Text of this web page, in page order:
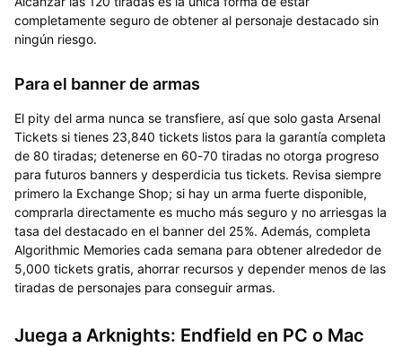
completamente seguro de obtener al personaje destacado sin
ningún riesgo.
Para el banner de armas
El pity del arma nunca se transfiere, así que solo gasta Arsenal
Tickets si tienes 23,840 tickets listos para la garantía completa
de 80 tiradas; detenerse en 60-70 tiradas no otorga progreso
para futuros banners y desperdicia tus tickets. Revisa siempre
primero la Exchange Shop; si hay un arma fuerte disponible,
comprarla directamente es mucho más seguro y no arriesgas la
tasa del destacado en el banner del 25%. Además, completa
Algorithmic Memories cada semana para obtener alrededor de
5,000 tickets gratis, ahorrar recursos y depender menos de las
tiradas de personajes para conseguir armas.
Juega a Arknights: Endfield en PC o Mac